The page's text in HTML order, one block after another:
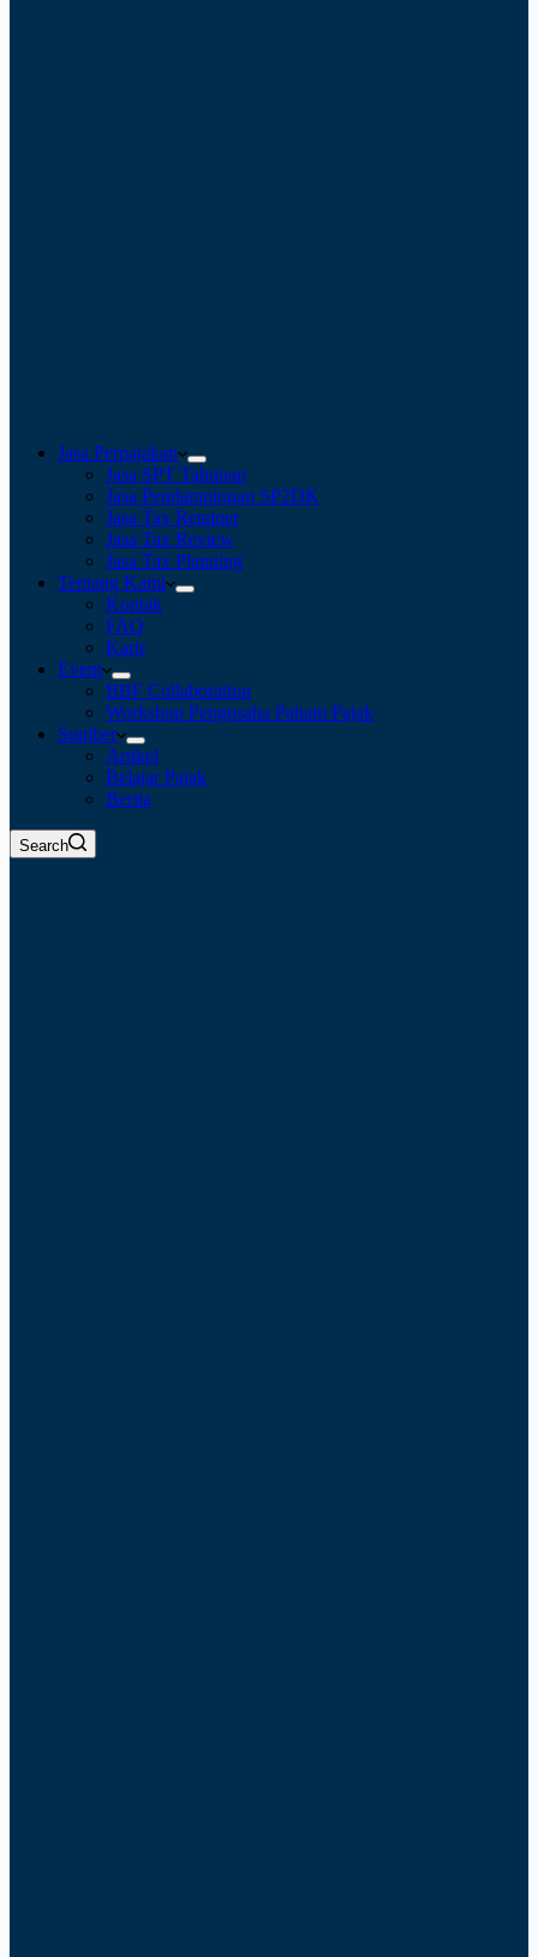
Jasa Perpajakan
Jasa SPT Tahunan
Jasa Pendampingan SP2DK
Jasa Tax Retainer
Jasa Tax Review
Jasa Tax Planning
Tentang Kami
Kontak
FAQ
Karir
Event
BBF Collaboration
Workshop Pengusaha Paham Pajak
Sumber
Artikel
Belajar Pajak
Berita
Search